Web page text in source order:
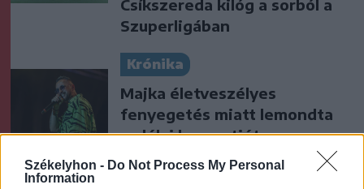
Székelyhon - Do Not Process My Personal
Information
Csíkszereda kilóg a sorból a
Szuperligában
Krónika
Majka életveszélyes
fenyegetés miatt lemondta
erdélyi koncertjét